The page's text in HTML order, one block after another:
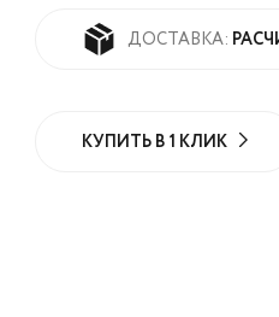
ДОСТАВКА:
КУПИТЬ В 1 КЛИК